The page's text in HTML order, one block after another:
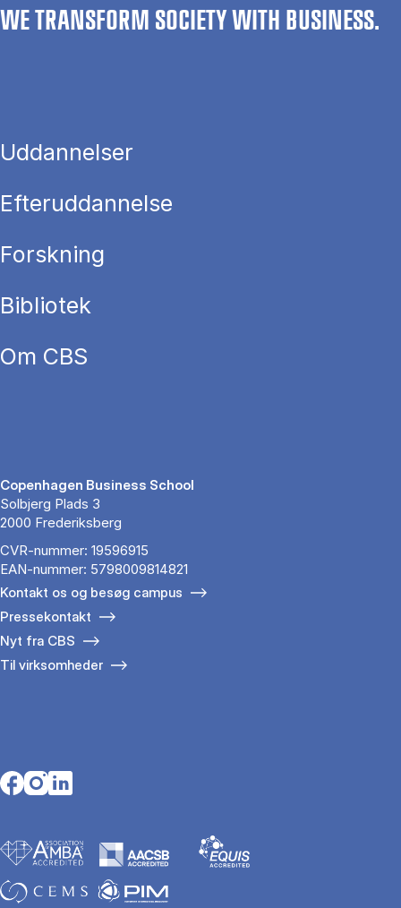
WE TRANSFORM SOCIETY WITH BUSINESS.
Uddannelser
Efteruddannelse
Forskning
Bibliotek
Om CBS
Copenhagen Business School
Solbjerg Plads 3
2000 Frederiksberg
CVR-nummer: 19596915
EAN-nummer: 5798009814821
Kontakt os og besøg campus
Pressekontakt
Nyt fra CBS
Til virksomheder
Opens in a new tab
Opens in a new tab
Opens in a new tab